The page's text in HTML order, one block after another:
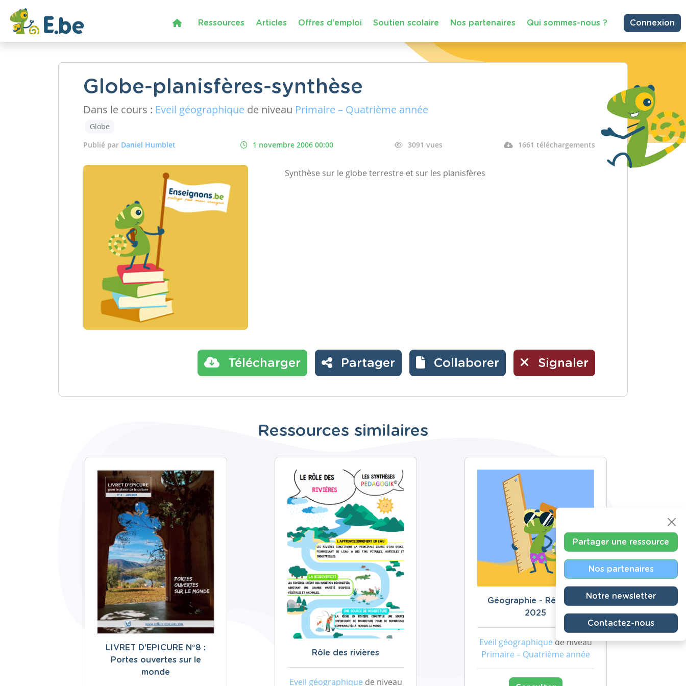
Ressources Articles Offres d'emploi Soutien scolaire Nos partenaires Qui sommes-nous ? Connexion
Globe-planisfères-synthèse
Dans le cours : Eveil géographique de niveau Primaire – Quatrième année
Globe
Publié par Daniel Humblet 1 novembre 2006 00:00 3091 vues 1661 téléchargements
Synthèse sur le globe terrestre et sur les planisfères
Télécharger Partager Collaborer Signaler
Ressources similaires
LIVRET D'EPICURE N°8 :
Portes ouvertes sur le
monde
Rôle des rivières
Eveil géographique de niveau
Géographie - Révisions
2025
Eveil géographique de niveau
Primaire – Quatrième année
Partager une ressource
Nos partenaires
Notre newsletter
Contactez-nous